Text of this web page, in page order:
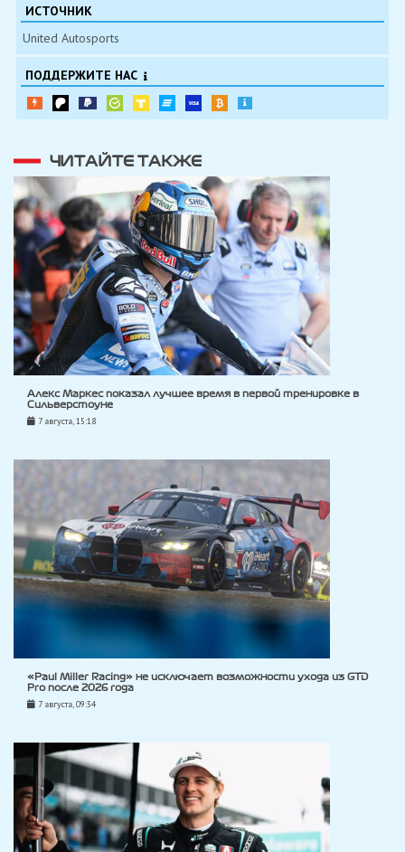
ИСТОЧНИК
United Autosports
ПОДДЕРЖИТЕ НАС
ЧИТАЙТЕ ТАКЖЕ
Алекс Маркес показал лучшее время в первой тренировке в
Сильверстоуне
7 августа, 15:18
«Paul Miller Racing» не исключает возможности ухода из GTD
Pro после 2026 года
7 августа, 09:34